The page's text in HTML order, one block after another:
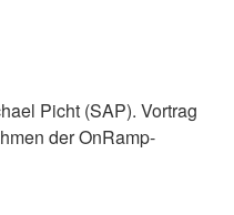
Picht (SAP). Vortrag
der OnRamp-